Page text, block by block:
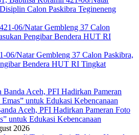
Calon Paskibra Tegineneng
06/Natar Gembleng 37 Calon Paskibra,
Bendera HUT RI Tingkat
Aceh, PFI Hadirkan Pameran Foto
untuk Edukasi Kebencanaan
2026